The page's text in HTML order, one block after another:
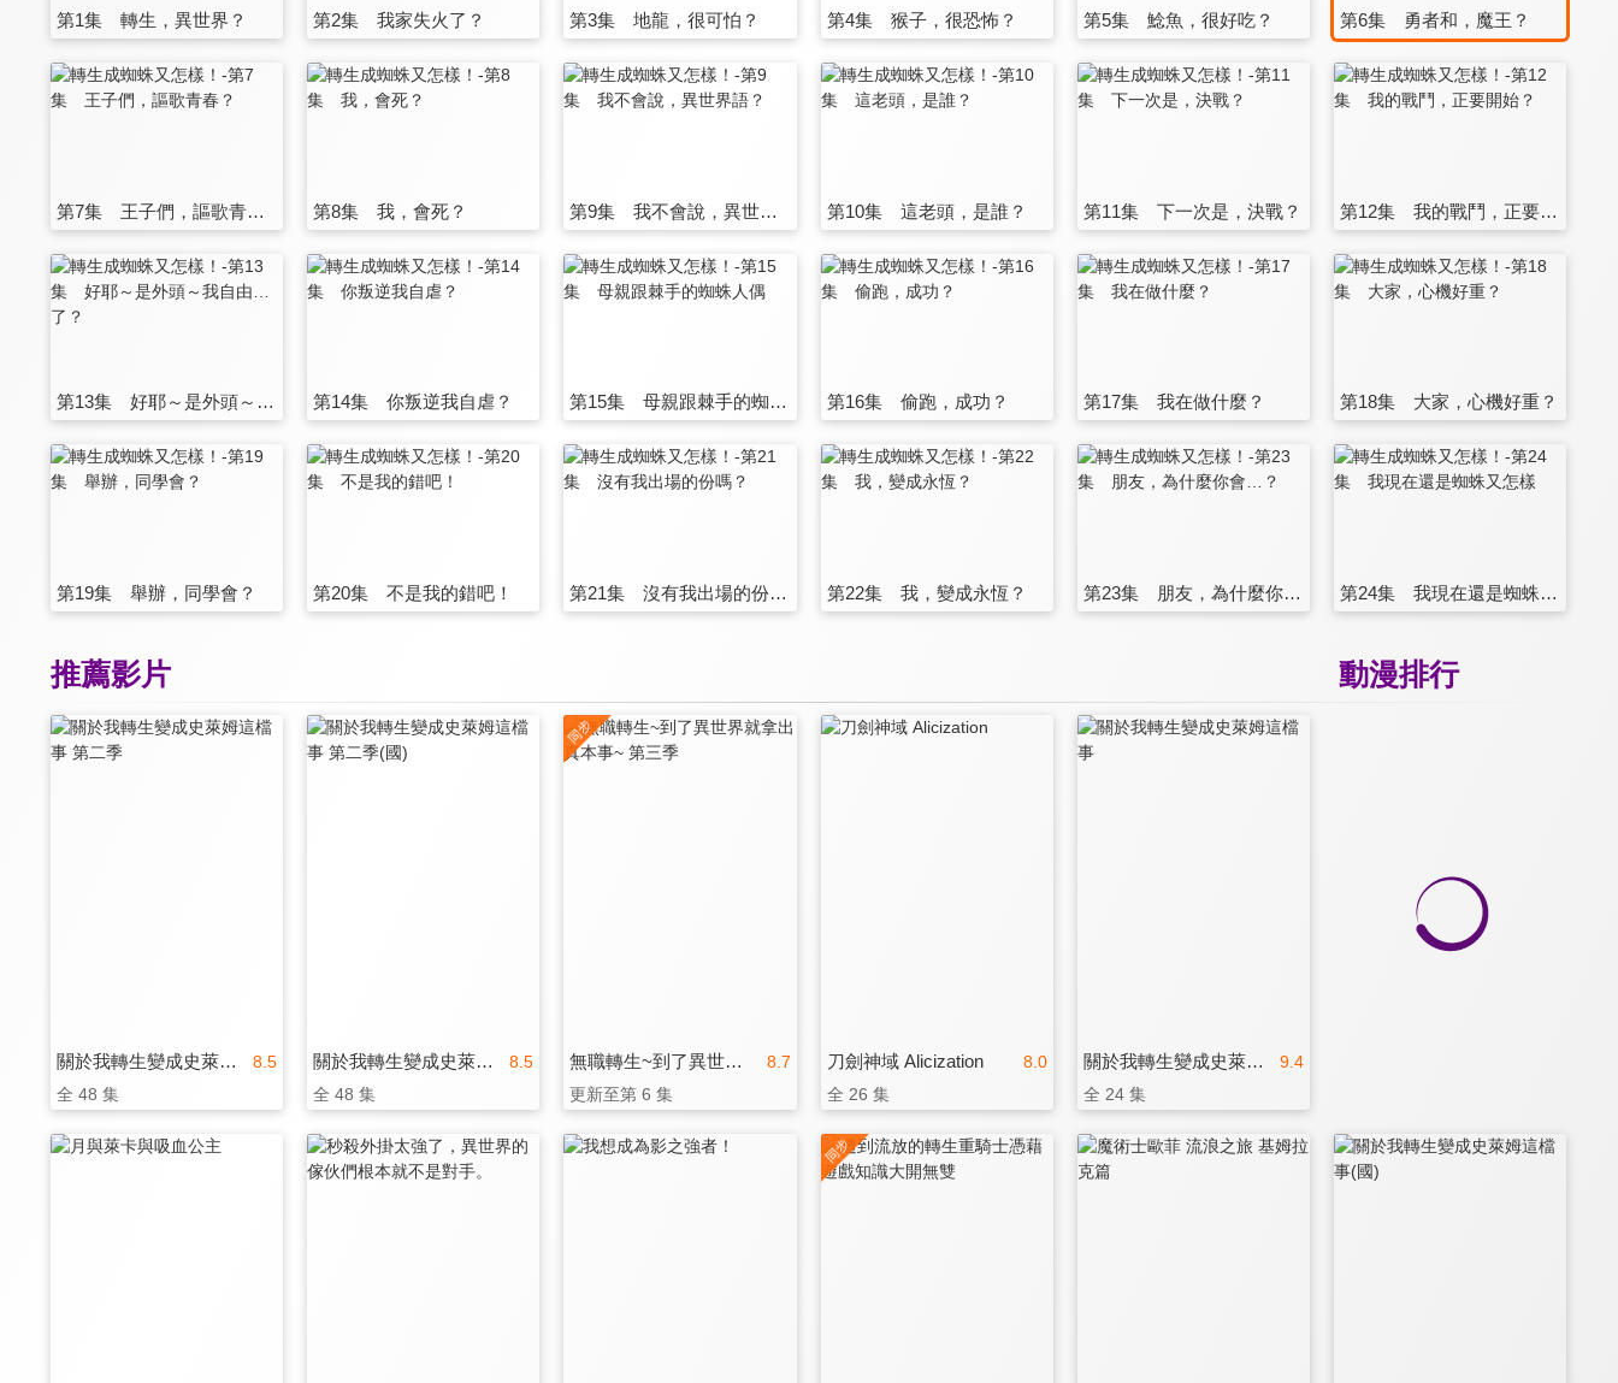
第1集 轉生，異世界？ 第2集 我家失火了？ 第3集 地龍，很可怕？ 第4集 猴子，很恐怖？ 第5集 鯰魚，很好吃？ 第6集 勇者和，魔王？
第7集 王子們，謳歌青春？ 第8集 我，會死？ 第9集 我不會說，異世界語？ 第10集 這老頭，是誰？ 第11集 下一次是，決戰？ 第12集 我的戰鬥，正要開始？
第13集 好耶～是外頭～我自由…了？ 第14集 你叛逆我自虐？ 第15集 母親跟棘手的蜘蛛人偶 第16集 偷跑，成功？ 第17集 我在做什麼？ 第18集 大家，心機好重？
第19集 舉辦，同學會？ 第20集 不是我的錯吧！ 第21集 沒有我出場的份嗎？ 第22集 我，變成永恆？ 第23集 朋友，為什麼你會…？ 第24集 我現在還是蜘蛛又怎樣
動漫排行
推薦影片
8.5
關於我轉生變成史萊姆這檔事 第二季
全 48 集
8.5
關於我轉生變成史萊姆這檔事 第二季(國)
全 48 集
8.7
無職轉生~到了異世界就拿出真本事~ 第三季
更新至第 6 集
8.0
刀劍神域 Alicization
全 26 集
9.4
關於我轉生變成史萊姆這檔事
全 24 集